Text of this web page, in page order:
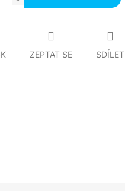
ZEPTAT SE SDÍLET